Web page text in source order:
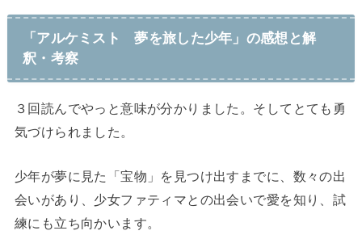
「アルケミスト 夢を旅した少年」の感想と解
釈・考察
３回読んでやっと意味が分かりました。そしてとても勇
気づけられました。
少年が夢に見た「宝物」を見つけ出すまでに、数々の出
会いがあり、少女ファティマとの出会いで愛を知り、試
練にも立ち向かいます。